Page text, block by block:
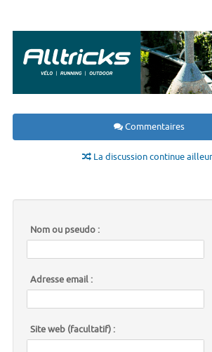
Commentaires
La discussion continue
Nom ou pseudo :
Adresse email :
Site web (facultatif) :